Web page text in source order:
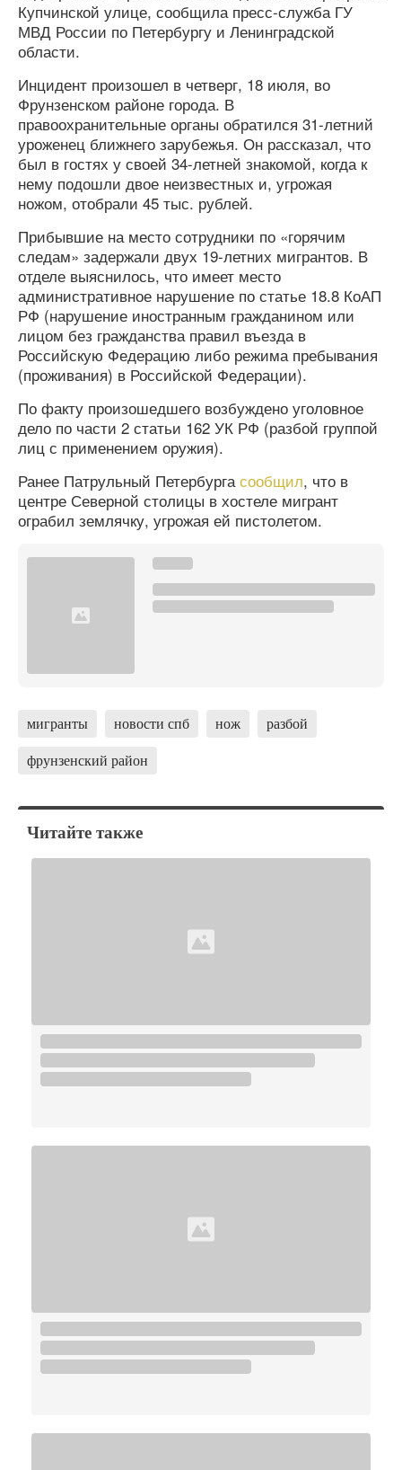
Купчинской улице, сообщила пресс-служба ГУ
МВД России по Петербургу и Ленинградской
области.
Инцидент произошел в четверг, 18 июля, во
Фрунзенском районе города. В
правоохранительные органы обратился 31-летний
уроженец ближнего зарубежья. Он рассказал, что
был в гостях у своей 34-летней знакомой, когда к
нему подошли двое неизвестных и, угрожая
ножом, отобрали 45 тыс. рублей.
Прибывшие на место сотрудники по «горячим
следам» задержали двух 19-летних мигрантов. В
отделе выяснилось, что имеет место
административное нарушение по статье 18.8 КоАП
РФ (нарушение иностранным гражданином или
лицом без гражданства правил въезда в
Российскую Федерацию либо режима пребывания
(проживания) в Российской Федерации).
По факту произошедшего возбуждено уголовное
дело по части 2 статьи 162 УК РФ (разбой группой
лиц с применением оружия).
Ранее Патрульный Петербургасообщил, что в
центре Северной столицы в хостеле мигрант
ограбил землячку, угрожая ей пистолетом.
мигранты новости спб нож
разбой
фрунзенский район
Читайте также